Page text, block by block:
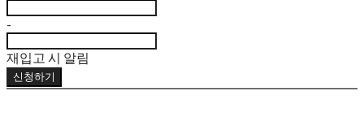
-
재입고 시 알림
신청하기